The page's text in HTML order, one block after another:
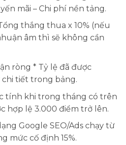
mãi – Chi phí nền tảng.
thắng thua x 10% (nếu
âm thì sẽ không cần
ròng * Tỷ lệ đã được
tiết trong bảng.
tính khi trong tháng có trên
hợp lệ 3.000 điểm trở lên.
Google SEO/Ads chạy từ
mức cố định 15%.